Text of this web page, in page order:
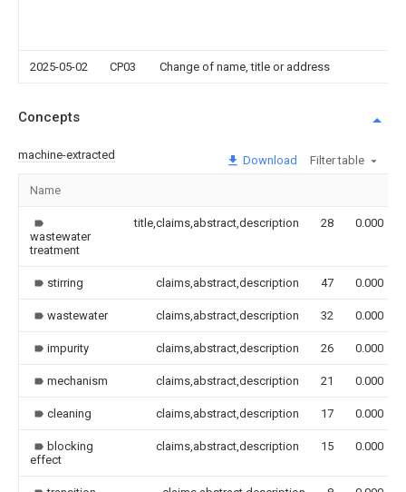
2025-05-02 CP03 Change of name, title or address
Concepts
machine-extracted Download Filter table
Name
wastewater
treatment
title,claims,abstract,description 28 0.000
stirring claims,abstract,description 47 0.000
wastewater claims,abstract,description 32 0.000
impurity claims,abstract,description 26 0.000
mechanism claims,abstract,description 21 0.000
cleaning claims,abstract,description 17 0.000
blocking
effect
claims,abstract,description 15 0.000